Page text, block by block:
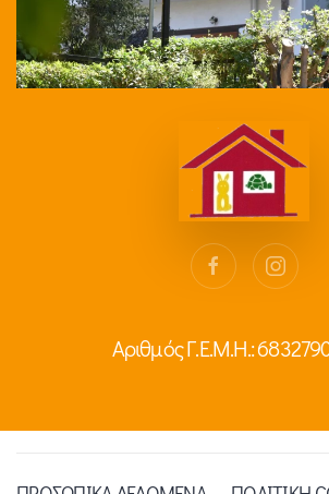
Αριθμός Γ.Ε.Μ.Η.: